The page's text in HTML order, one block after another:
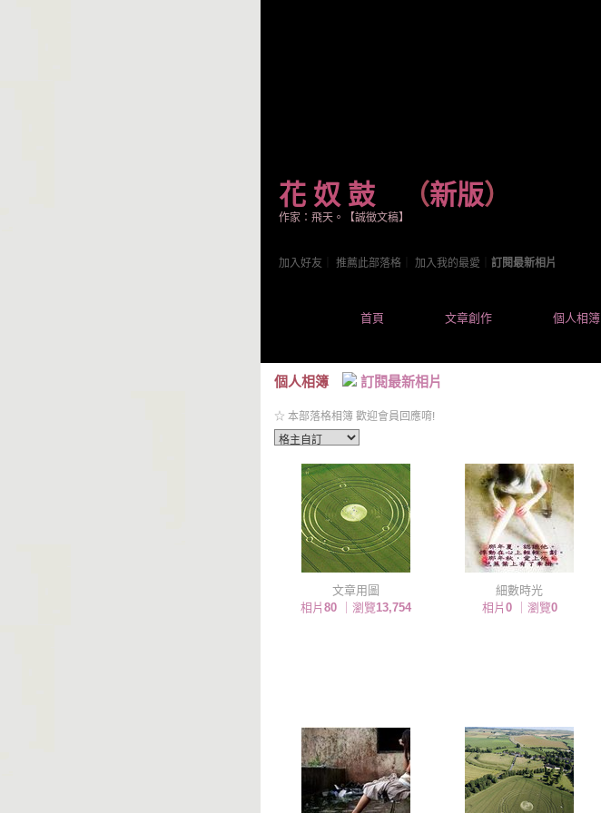
花 奴 鼓 （新版）
首頁 文章創作 個人相簿
加入好友 推薦此部落格 加入我的最愛 訂閱最新相片
作家：飛天。【誠徵文稿】
個人相簿 訂閱最新相片
☆ 本部落格相簿 歡迎會員回應唷!
文章用圖
相片 80 ｜瀏覽13,754
細數時光
相片 0｜瀏覽0